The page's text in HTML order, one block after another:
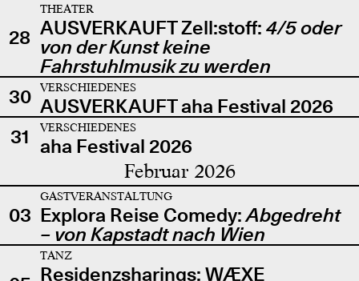
28
THEATER
AUSVERKAUFT Zell:stoff: 4/5 oder
von der Kunst keine
Fahrstuhlmusik zu werden
30
VERSCHIEDENES
AUSVERKAUFT aha Festival 2026
31
VERSCHIEDENES
aha Festival 2026
Februar 2026
03
GASTVERANSTALTUNG
Explora Reise Comedy:Abgedreht
– von Kapstadt nach Wien
TANZ
Residenzsharings: WÆXE